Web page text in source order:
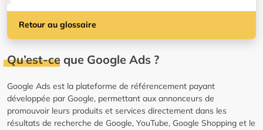
Retour au glossaire
Qu’est-ce que Google Ads ?
Google Ads est la plateforme de référencement payant
développée par Google, permettant aux annonceurs de
promouvoir leurs produits et services directement dans les
résultats de recherche de Google, YouTube, Google Shopping et le